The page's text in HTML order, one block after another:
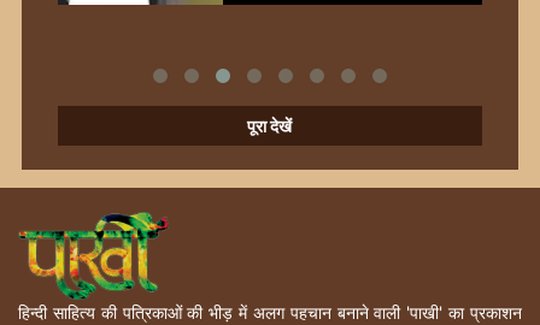
पूरा देखें
हिन्दी साहित्य की पत्रिकाओं की भीड़ में अलग पहचान बनाने वाली 'पाखी' का प्रकाशन